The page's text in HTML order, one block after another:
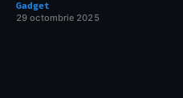
Gadget
29 octombrie 2025